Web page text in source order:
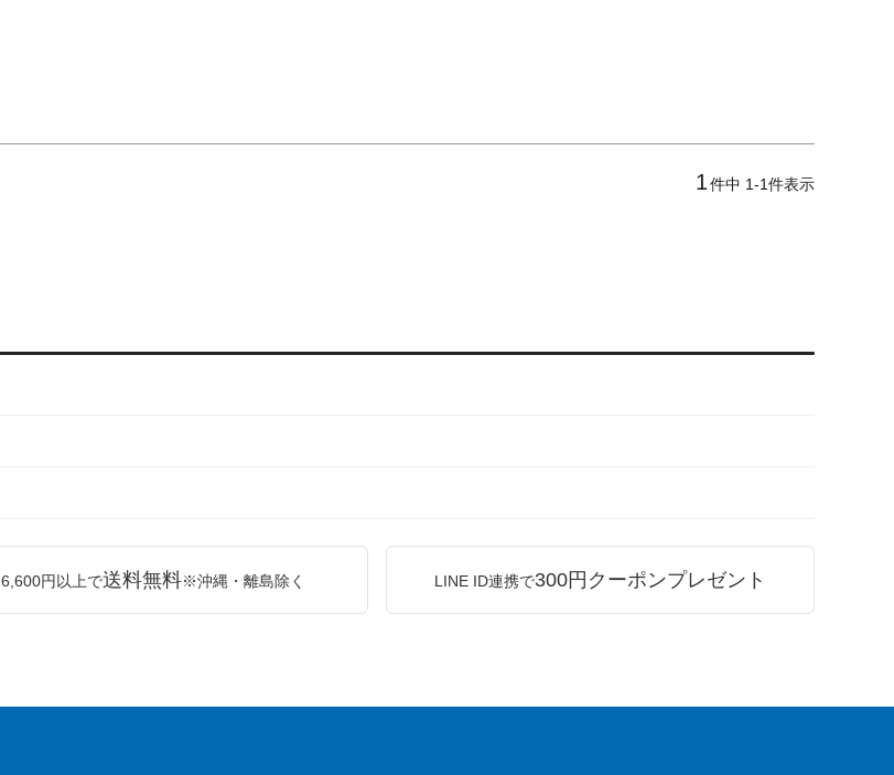
1件中 1-1件表示
6,600円以上で送料無料※沖縄・離島除く LINE ID連携で300円クーポンプレゼント